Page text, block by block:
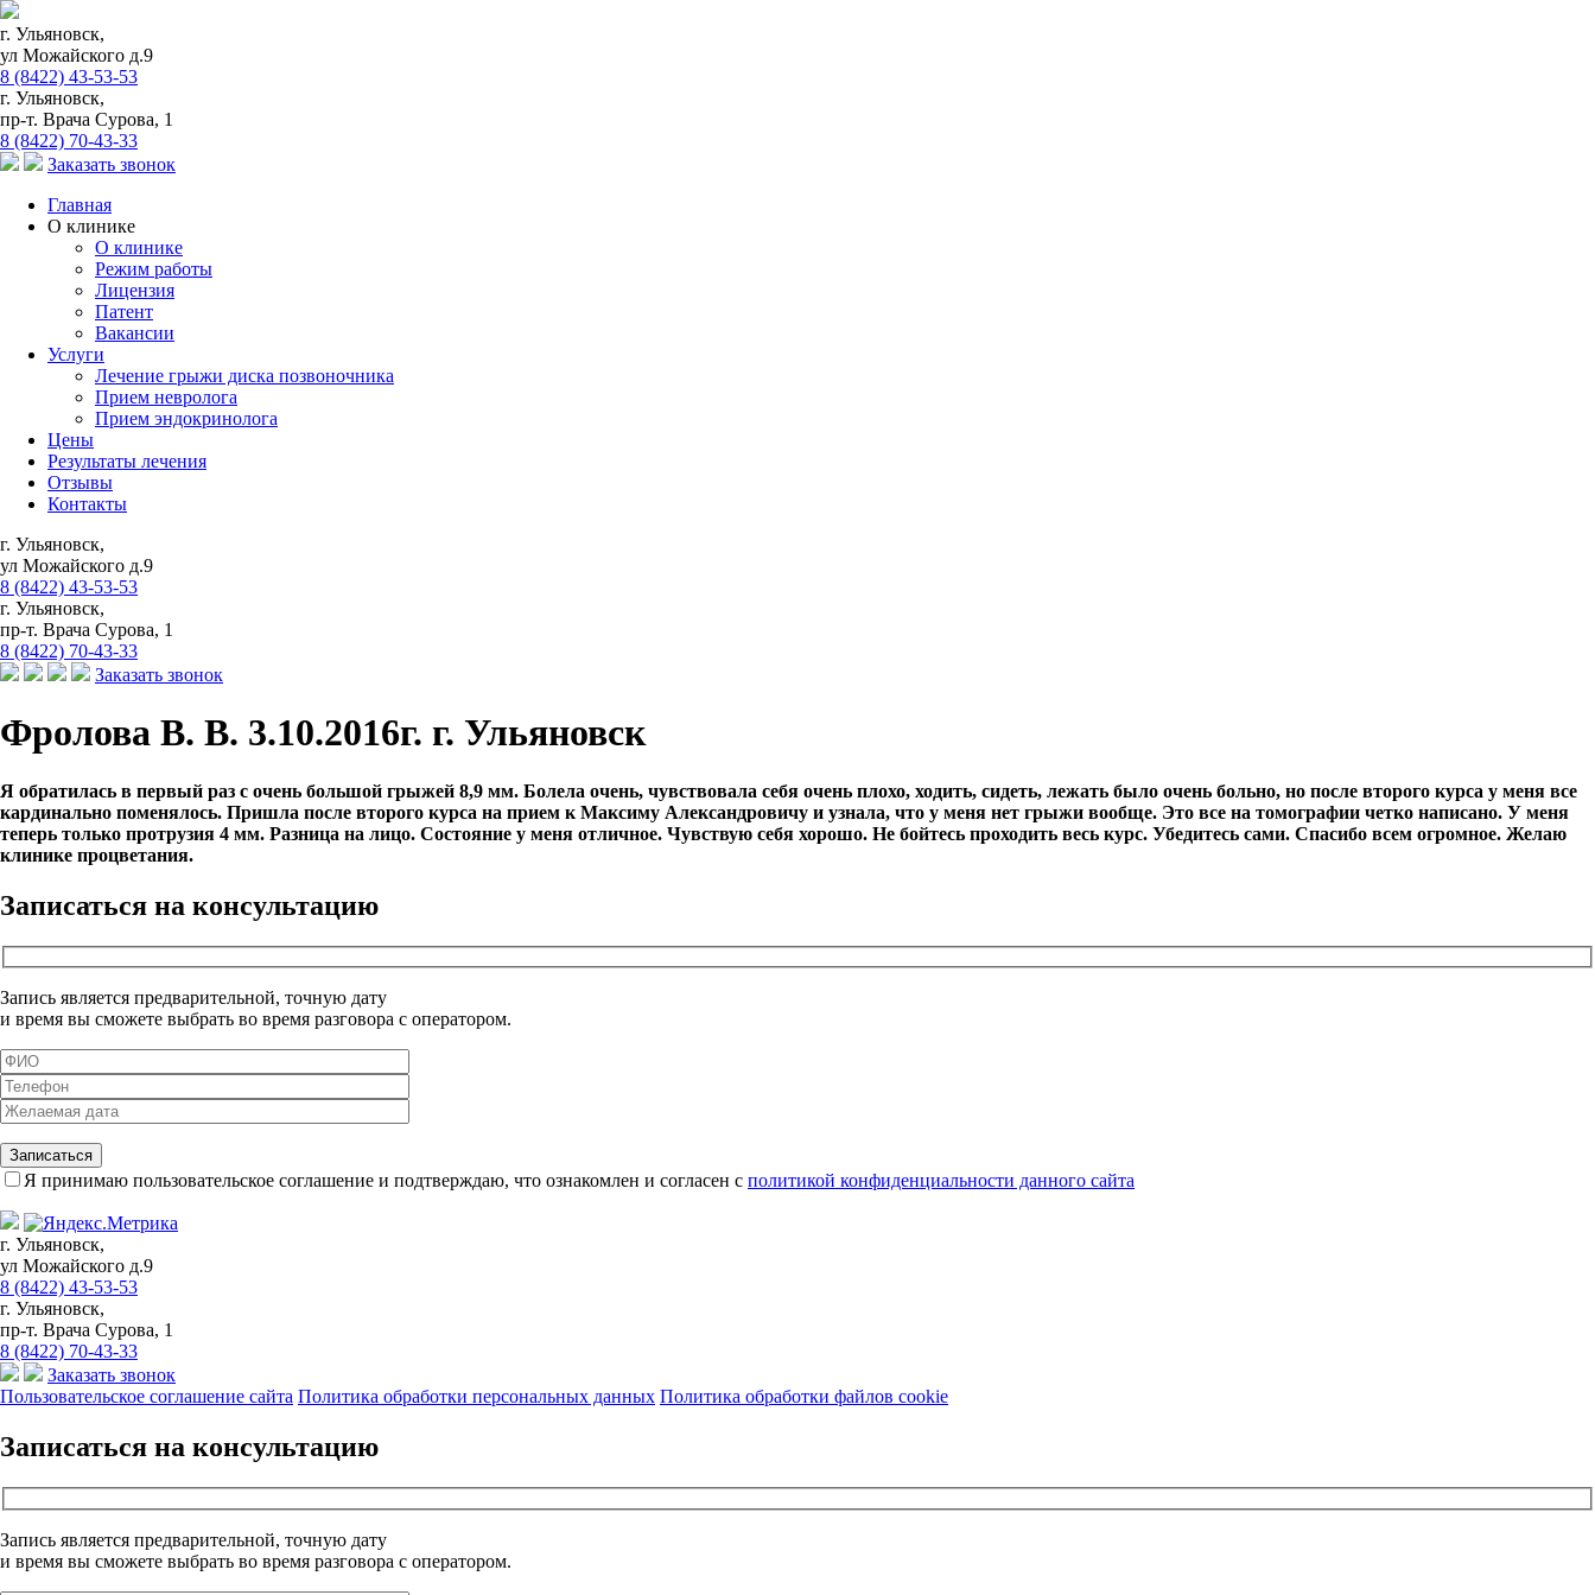
г. Ульяновск,
ул Можайского д.9
8 (8422) 43-53-53
г. Ульяновск,
пр-т. Врача Сурова, 1
8 (8422) 70-43-33
Заказать звонок
Главная
О клинике
О клинике
Режим работы
Лицензия
Патент
Вакансии
Услуги
Лечение грыжи диска позвоночника
Прием невролога
Прием эндокринолога
Цены
Результаты лечения
Отзывы
Контакты
г. Ульяновск,
ул Можайского д.9
8 (8422) 43-53-53
г. Ульяновск,
пр-т. Врача Сурова, 1
8 (8422) 70-43-33
Заказать звонок
Фролова В. В. 3.10.2016г. г. Ульяновск
Я обратилась в первый раз с очень большой грыжей 8,9 мм. Болела очень, чувствовала себя очень плохо, ходить, сидеть, лежать было очень больно, но после второго курса у меня все
кардинально поменялось. Пришла после второго курса на прием к Максиму Александровичу и узнала, что у меня нет грыжи вообще. Это все на томографии четко написано. У меня
теперь только протрузия 4 мм. Разница на лицо. Состояние у меня отличное. Чувствую себя хорошо. Не бойтесь проходить весь курс. Убедитесь сами. Спасибо всем огромное. Желаю
клинике процветания.
Записаться на консультацию
Запись является предварительной, точную дату
и время вы сможете выбрать во время разговора с оператором.
Я принимаю пользовательское соглашение и подтверждаю, что ознакомлен и согласен с политикой конфиденциальности данного сайта
г. Ульяновск,
ул Можайского д.9
8 (8422) 43-53-53
г. Ульяновск,
пр-т. Врача Сурова, 1
8 (8422) 70-43-33
Заказать звонок
Пользовательское соглашение сайта Политика обработки персональных данных Политика обработки файлов cookie
Записаться на консультацию
Запись является предварительной, точную дату
и время вы сможете выбрать во время разговора с оператором.